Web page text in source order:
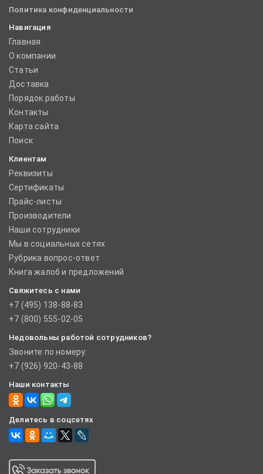
Политика конфиденциальности
Навигация
Главная
О компании
Статьи
Доставка
Порядок работы
Контакты
Карта сайта
Поиск
Клиентам
Реквизиты
Сертификаты
Прайс-листы
Производители
Наши сотрудники
Мы в социальных сетях
Рубрика вопрос-ответ
Книга жалоб и предложений
Свяжитесь с нами
+7 (495) 138-88-83
+7 (800) 555-02-05
Недовольны работой сотрудников?
Звоните по номеру:
+7 (926) 920-43-88
Наши контакты
Делитесь в соцсетях